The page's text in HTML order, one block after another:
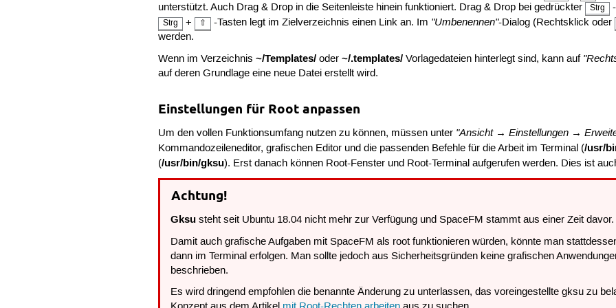
unterstützt. Auch Drag & Drop in die Seitenleiste hinein funktioniert. Drag & Drop bei gedrückter Strg
Strg + ⇧ -Tasten legt im Zielverzeichnis einen Link an. Im "Umbenennen"-Dialog (Rechtsklick oder
werden.
Wenn im Verzeichnis~/Templates/ oder~/.templates/ Vorlagedateien hinterlegt sind, kann auf
auf deren Grundlage eine neue Datei erstellt wird.
Einstellungen für Root anpassen
Um den vollen Funktionsumfang nutzen zu können, müssen unter "Ansicht → Einstellungen →
Kommandozeileneditor, grafischen Editor und die passenden Befehle für die Arbeit im Terminal (/usr/
(/usr/bin/gksu). Erst danach können Root-Fenster und Root-Terminal aufgerufen werden. Dies ist
Achtung!
Gksu steht seit Ubuntu 18.04 nicht mehr zur Verfügung und SpaceFM stammt aus einer Zeit davor.
Damit auch grafische Aufgaben mit SpaceFM als root funktionieren würden, könnte man
dann im Terminal erfolgen. Man sollte jedoch aus Sicherheitsgründen keine grafischen
beschrieben.
Es wird dringend empfohlen die benannte Änderung zu unterlassen, das voreingestellte gksu zu